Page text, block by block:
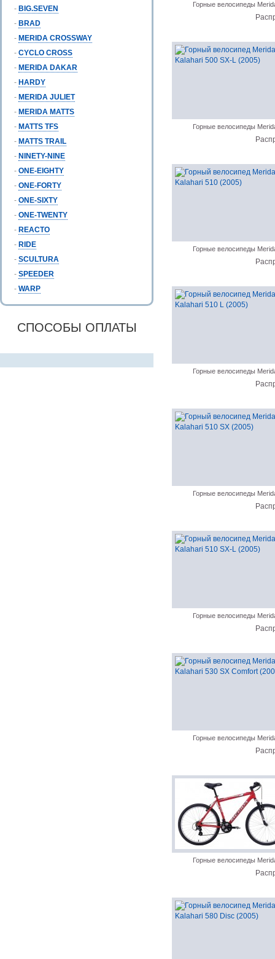
- BIG.SEVEN
- BRAD
- MERIDA CROSSWAY
- CYCLO CROSS
- MERIDA DAKAR
- HARDY
- MERIDA JULIET
- MERIDA MATTS
- MATTS TFS
- MATTS TRAIL
- NINETY-NINE
- ONE-EIGHTY
- ONE-FORTY
- ONE-SIXTY
- ONE-TWENTY
- REACTO
- RIDE
- SCULTURA
- SPEEDER
- WARP
СПОСОБЫ ОПЛАТЫ
Горные велосипеды
Горные велосипеды
Горные велосипеды
Горные велосипеды
Горные велосипеды
Горные велосипеды
Горные велосипеды
Горные велосипеды